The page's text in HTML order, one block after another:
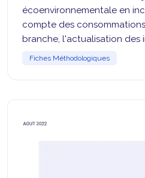
écoenvironnementale en
compte des
branche, l'actualisation des
Fiches Méthodologiques